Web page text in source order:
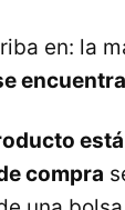
en: la
compra